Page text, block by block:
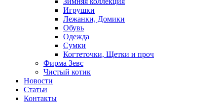
Игрушки
Лежанки, Домики
Обувь
Одежда
Сумки
Когтеточки, Щетки и проч
Фирма Зевс
Чистый котик
Новости
Статьи
Контакты